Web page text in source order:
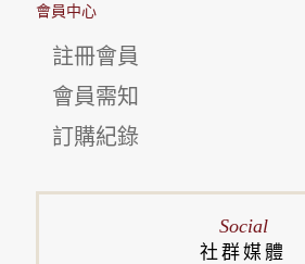
會員中心
註冊會員
會員需知
訂購紀錄
Social
社群媒體